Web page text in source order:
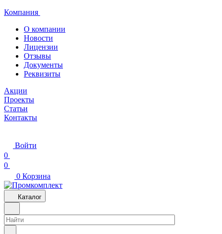
Компания
О компании
Новости
Лицензии
Отзывы
Документы
Реквизиты
Акции
Проекты
Статьи
Контакты
Войти
0
0
0 Корзина
Каталог